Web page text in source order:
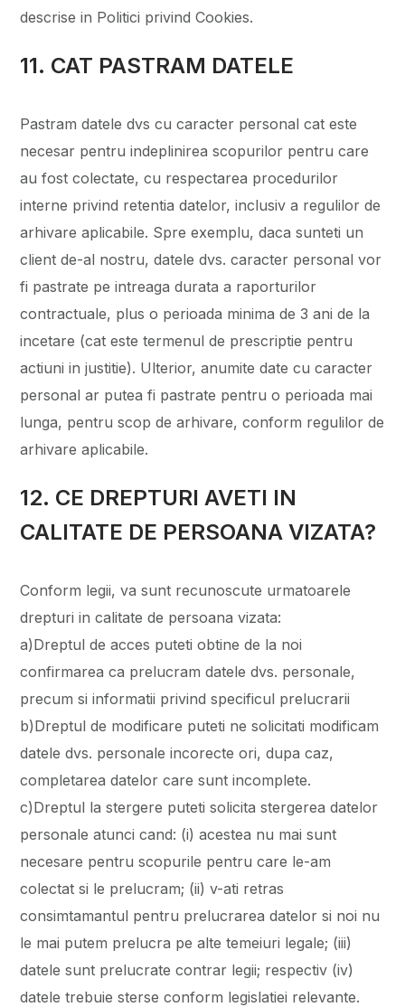
descrise in Politici privind Cookies.
11. CAT PASTRAM DATELE
Pastram datele dvs cu caracter personal cat este
necesar pentru indeplinirea scopurilor pentru care
au fost colectate, cu respectarea procedurilor
interne privind retentia datelor, inclusiv a regulilor de
arhivare aplicabile. Spre exemplu, daca sunteti un
client de-al nostru, datele dvs. caracter personal vor
fi pastrate pe intreaga durata a raporturilor
contractuale, plus o perioada minima de 3 ani de la
incetare (cat este termenul de prescriptie pentru
actiuni in justitie). Ulterior, anumite date cu caracter
personal ar putea fi pastrate pentru o perioada mai
lunga, pentru scop de arhivare, conform regulilor de
arhivare aplicabile.
12. CE DREPTURI AVETI IN
CALITATE DE PERSOANA VIZATA?
Conform legii, va sunt recunoscute urmatoarele
drepturi in calitate de persoana vizata:
a)Dreptul de acces puteti obtine de la noi
confirmarea ca prelucram datele dvs. personale,
precum si informatii privind specificul prelucrarii
b)Dreptul de modificare puteti ne solicitati modificam
datele dvs. personale incorecte ori, dupa caz,
completarea datelor care sunt incomplete.
c)Dreptul la stergere puteti solicita stergerea datelor
personale atunci cand: (i) acestea nu mai sunt
necesare pentru scopurile pentru care le-am
colectat si le prelucram; (ii) v-ati retras
consimtamantul pentru prelucrarea datelor si noi nu
le mai putem prelucra pe alte temeiuri legale; (iii)
datele sunt prelucrate contrar legii; respectiv (iv)
datele trebuie sterse conform legislatiei relevante.